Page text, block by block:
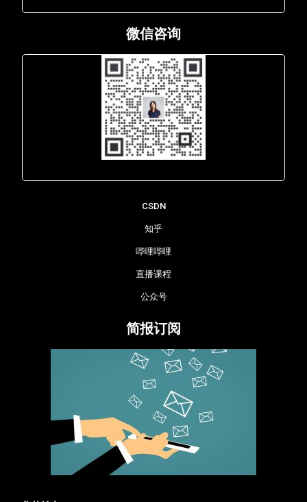
微信咨询
CSDN
知乎
哔哩哔哩
直播课程
公众号
简报订阅